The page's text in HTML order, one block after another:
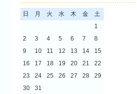
日 月 火 水 木 金 土
1
2
3 4 5 6 7
8
9
10 11 12 13 14
15
16
17 18 19 20 21
22
23
24 25 26 27 28
29
30
31